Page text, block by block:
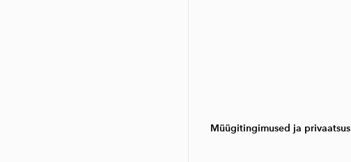
Müügitingimused ja privaatsus